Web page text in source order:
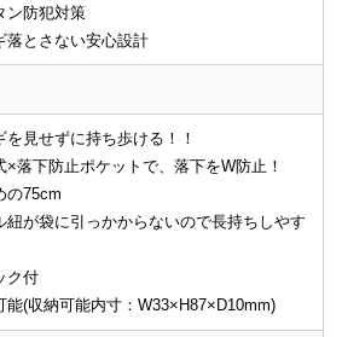
ン防犯対策
落とさない安心設計
見せずに持ち歩ける！！
落下防止ポケットで、落下をW防止！
の75cm
紐が袋に引っかからないので長持ちしやす
ク付
能(収納可能内寸：W33×H87×D10mm)